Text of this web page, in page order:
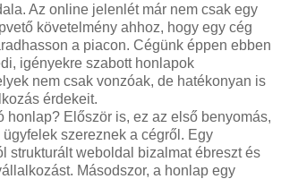
Az online jelenlét már nem csak egy
követelmény ahhoz, hogy egy cég
a piacon. Cégünk éppen ebben
igényekre szabott honlapok
nem csak vonzóak, de hatékonyan is
érdekeit.
honlap? Először is, ez az első benyomás,
szereznek a cégről. Egy
strukturált weboldal bizalmat ébreszt és
Másodszor, a honlap egy